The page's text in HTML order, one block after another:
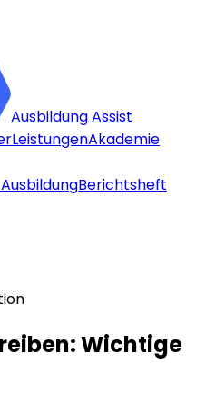
Ausbildung Assist
LeistungenAkademie
Berichtsheft
Wichtige